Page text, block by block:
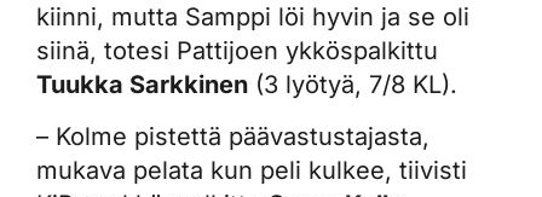
kiinni, mutta Samppi löi hyvin ja se oli
siinä, totesi Pattijoen ykköspalkittu
Tuukka Sarkkinen (3 lyötyä, 7/8 KL).
– Kolme pistettä päävastustajasta,
mukava pelata kun peli kulkee, tiivisti